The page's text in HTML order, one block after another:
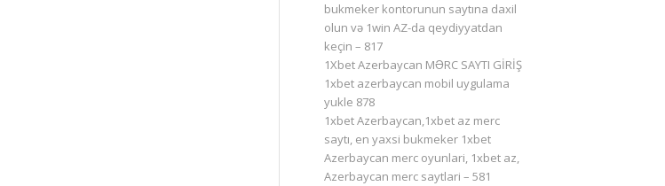
bukmeker kontorunun saytına daxil
olun və 1win AZ-da qeydiyyatdan
keçin – 817
1Xbet Azerbaycan MƏRC SAYTI GİRİŞ
1xbet azerbaycan mobil uygulama
yukle 878
1xbet Azerbaycan,1xbet az merc
saytı, en yaxsi bukmeker 1xbet
Azerbaycan merc oyunlari, 1xbet az,
Azerbaycan merc saytlari – 581